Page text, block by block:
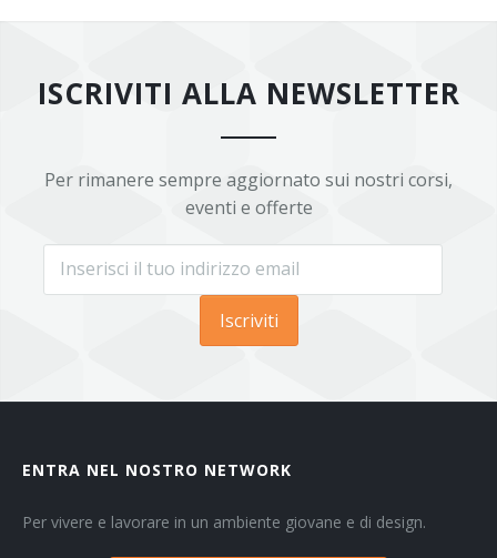
ISCRIVITI ALLA NEWSLETTER
Per rimanere sempre aggiornato sui nostri corsi,
eventi e offerte
Iscriviti
ENTRA NEL NOSTRO NETWORK
Per vivere e lavorare in un ambiente giovane e di design.